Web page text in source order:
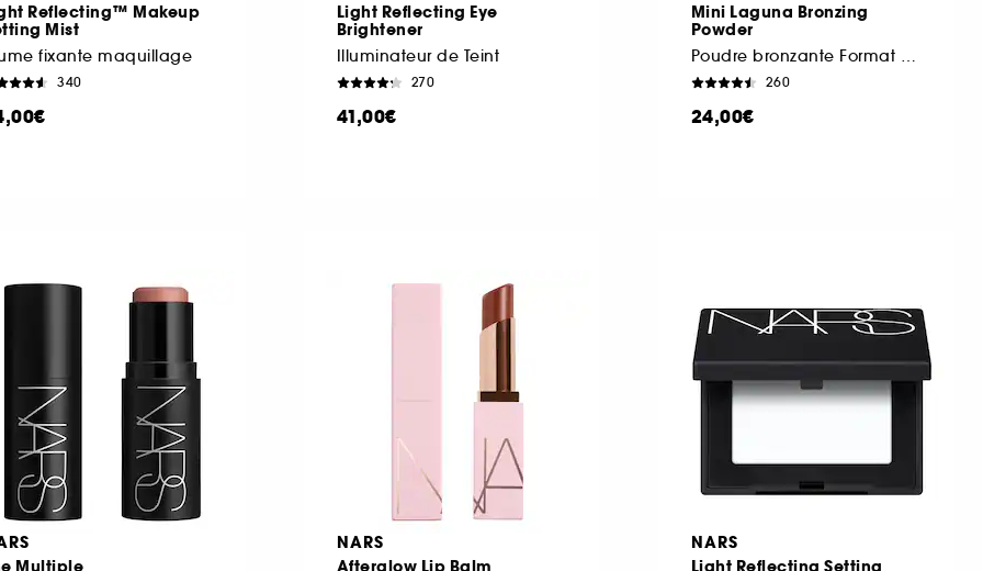
Reflecting™ Makeup
Mist
fixante maquillage
340
Light Reflecting Eye
Brightener
Illuminateur de Teint
270
41,00€
Mini Laguna Bronzing
Powder
Poudre bronzante Format Voyage
260
24,00€
Multiple
NARS
Afterglow Lip Balm
NARS
Light Reflecting Setting